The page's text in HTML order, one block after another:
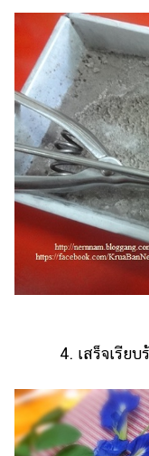
4. เสร็จเรียบร้